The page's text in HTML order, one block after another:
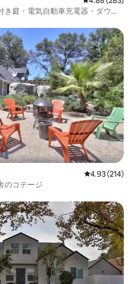
き庭・電気自動車充電器・ダウン
です。
レビュー214
4.93 (214)
のコテージ